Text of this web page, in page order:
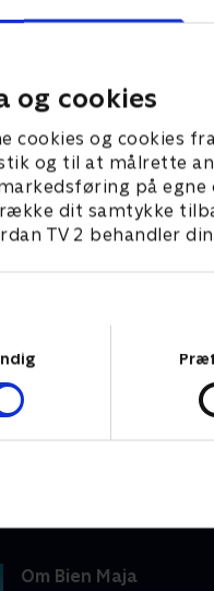
og cookies
cookies og cookies
og til at målrette
på egne
dit samtykke
TV 2 behandler
15. maj 2023 • 12 min
Masha
Om Bien Maja